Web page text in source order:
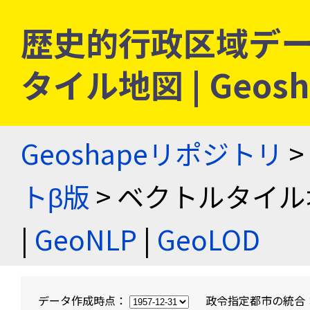
歴史的行政区域デ
タイル地図 |
Geoshapeリポジトリ >
トβ版 > ベクトルタイ
| GeoNLP | GeoLOD
データ作成時点： 政令指定都市の統